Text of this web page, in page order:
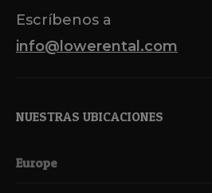
Escríbenos a
info@lowerental.com
NUESTRAS UBICACIONES
Europe